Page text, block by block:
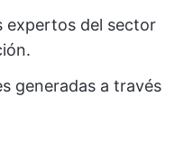
expertos del sector
generadas a través